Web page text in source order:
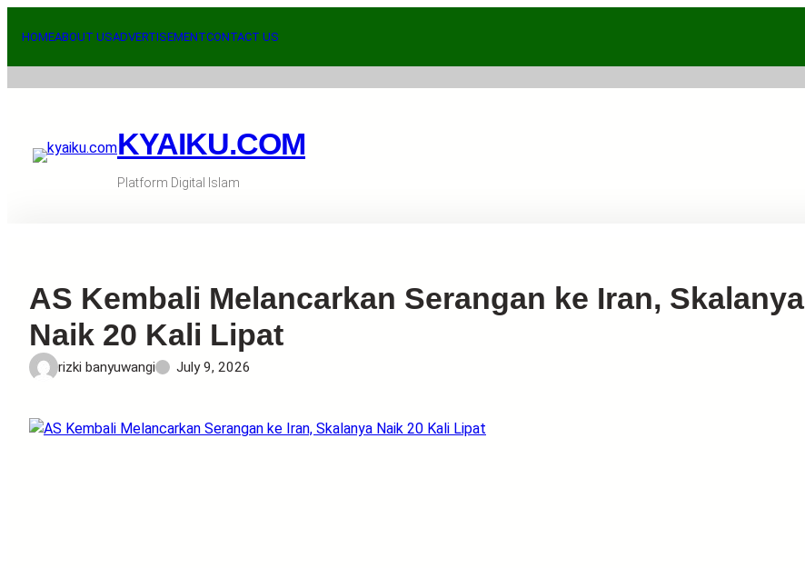
HOMEABOUT USADVERTISEMENTCONTACT US
KYAIKU.COM
Platform Digital Islam
AS Kembali Melancarkan Serangan ke Iran, Skalanya
Naik 20 Kali Lipat
rizki banyuwangi July 9, 2026